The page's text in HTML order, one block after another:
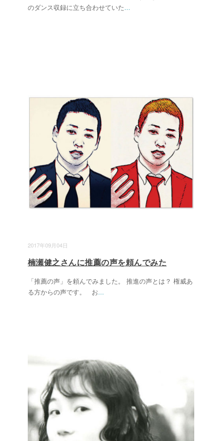
のダンス収録に立ち合わせていた...
2017年09月04日
楠瀬健之さんに推薦の声を頼んでみた
「推薦の声」を頼んでみました。 推進の声とは？ 権威あ
る方からの声です。 お...